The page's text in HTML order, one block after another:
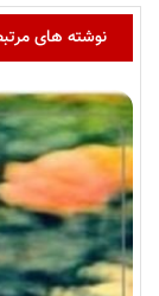
نوشته های